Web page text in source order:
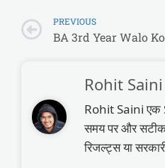
PREVIOUS
Rohit Saini
Rohit Saini एक
समय पर और
रिजल्ट्स या